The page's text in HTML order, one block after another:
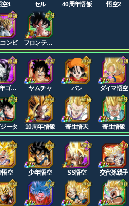
空4 セル 40周年悟飯 悟空2
ンビ
フロンティ
ア悟空
ゴク
ヤムチャ パン ダイマ悟空
ータ 10周年悟飯 寄生悟天 寄生悟飯
悟空 少年悟空 SS悟空 交代孫親子